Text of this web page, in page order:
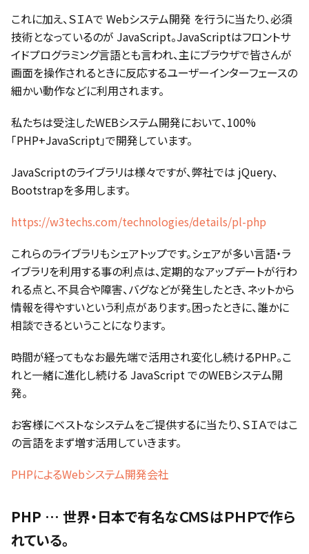
これに加え、ＳＩＡで Webシステム開発 を行うに当たり、必須
技術となっているのが JavaScript。JavaScriptはフロントサ
イドプログラミング言語とも言われ、主にブラウザで皆さんが
画面を操作されるときに反応するユーザーインターフェースの
細かい動作などに利用されます。
私たちは受注したWEBシステム開発において、100%
「PHP+JavaScript」で開発しています。
JavaScriptのライブラリは様々ですが、弊社では jQuery、
Bootstrapを多用します。
https://w3techs.com/technologies/details/pl-php
これらのライブラリもシェアトップです。シェアが多い言語・ラ
イブラリを利用する事の利点は、定期的なアップデートが行わ
れる点と、不具合や障害、バグなどが発生したとき、ネットから
情報を得やすいという利点があります。困ったときに、誰かに
相談できるということになります。
時間が経ってもなお最先端で活用され変化し続けるPHP。こ
れと一緒に進化し続ける JavaScript でのWEBシステム開
発。
お客様にベストなシステムをご提供するに当たり、ＳＩＡではこ
の言語をまず増す活用していきます。
PHPによるWebシステム開発会社
PHP … 世界・日本で有名なＣＭＳはＰＨＰで作ら
れている。